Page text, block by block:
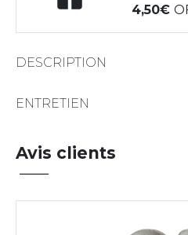
4,50
DESCRIPTION
ENTRETIEN
Avis clients